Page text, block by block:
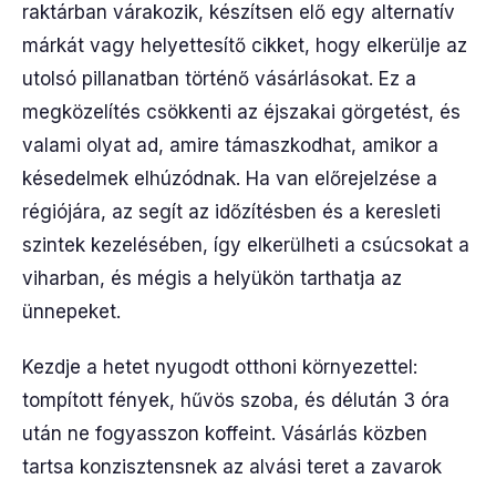
raktárban várakozik, készítsen elő egy alternatív
márkát vagy helyettesítő cikket, hogy elkerülje az
utolsó pillanatban történő vásárlásokat. Ez a
megközelítés csökkenti az éjszakai görgetést, és
valami olyat ad, amire támaszkodhat, amikor a
késedelmek elhúzódnak. Ha van előrejelzése a
régiójára, az segít az időzítésben és a keresleti
szintek kezelésében, így elkerülheti a csúcsokat a
viharban, és mégis a helyükön tarthatja az
ünnepeket.
Kezdje a hetet nyugodt otthoni környezettel:
tompított fények, hűvös szoba, és délután 3 óra
után ne fogyasszon koffeint. Vásárlás közben
tartsa konzisztensnek az alvási teret a zavarok